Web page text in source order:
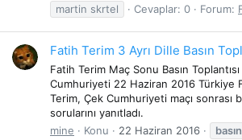
martin skrtel
Cevaplar: 0 Forum:
Fatih Terim 3 Ayrı Dille Basın
Fatih Terim Maç Sonu Basın
Cumhuriyeti 22 Haziran 2016 Türkiye
Terim, Çek Cumhuriyeti maçı sonrası
sorularını yanıtladı.
mine
Konu 22 Haziran 2016 basın